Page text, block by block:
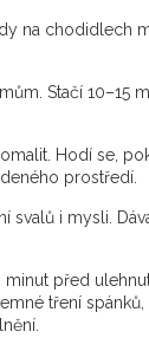
na chodidlech
Stačí 10–15
Hodí se,
prostředí.
svalů i mysli.
před
tření